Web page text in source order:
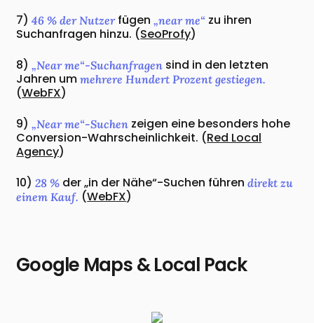
7)46 % der Nutzerfügen„near me“ zu ihren
Suchanfragen hinzu. (SeoProfy)
8) „Near me“-Suchanfragen sind in den letzten
Jahren ummehrere Hundert Prozent gestiegen.
(WebFX)
9)„Near me“-Suchen zeigen eine besonders hohe
Conversion-Wahrscheinlichkeit. (Red Local
Agency)
10)28 % der „in der Nähe“-Suchen führendirekt zu
einem Kauf. (WebFX)
Google Maps & Local Pack